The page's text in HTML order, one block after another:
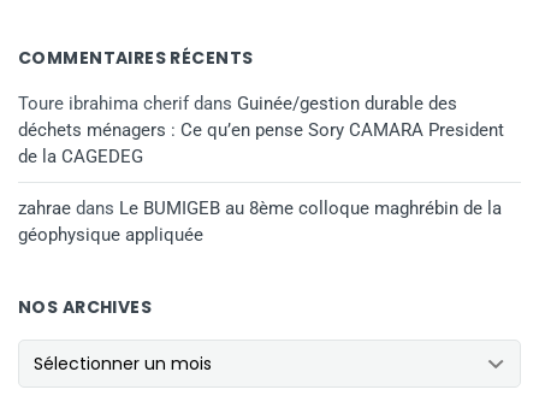
COMMENTAIRES RÉCENTS
Toure ibrahima cherifdans Guinée/gestion durable des
déchets ménagers : Ce qu’en pense Sory CAMARA President
de la CAGEDEG
zahrae dans Le BUMIGEB au 8ème colloque maghrébin de la
géophysique appliquée
NOS ARCHIVES